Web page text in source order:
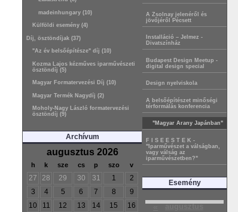
madeinhungary (10)
Külföldi esemény (4)
Díj, ösztöndíjak (37)
"Az év belsőépítésze" díj (10)
Kozma Lajos kézműves iparművészeti
ösztöndíj (5)
Magyar Formatervezési Díj (10)
Magyar Termék Nagydíj (2)
Moholy-Nagy László formatervezési
ösztöndíj (9)
Archívum
augusztus 2026
h k sze cs p szo v
27 28 29 30 31 1
2
3
4 5 6 7 8
9
10
11 12 13 14 15
16
A Zsolnay jelenéről és
jövőjéről Pécsett
Installáció – Jelmez -
Divatszínház
Budapest Design Meetup -
digital design special
Design nyelviskola
A belsőépítészet minőségi
térformálás konferencia
"Magyar Arany Japánban"
F I S E E S T E K -
"Iparművészet a válságban,
vagy válság az
iparművészetben?"
Esemény
« augusztus